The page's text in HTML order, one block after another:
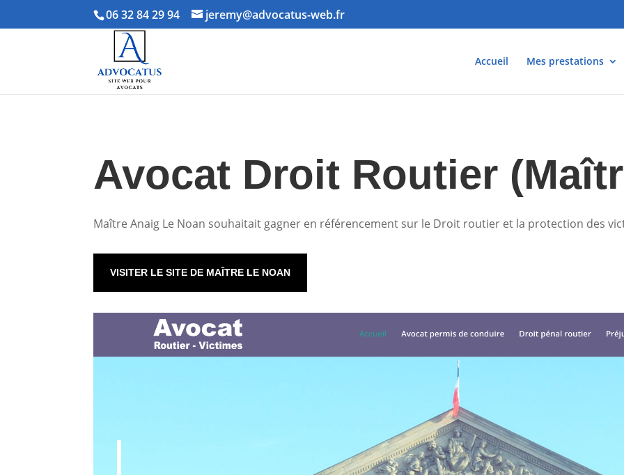
06 32 84 29 94 jeremy@advocatus-web.fr
Accueil Mes prestations
Avocat Droit Routier
Maître Anaig Le Noan souhaitait gagner en référencement sur le Droit routier et la protection des
VISITER LE SITE DE MAÎTRE LE NOAN